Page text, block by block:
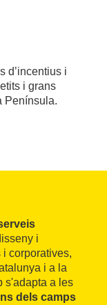
d’incentius i
i grans
Península.
i
corporatives,
i a la
s'adapta a les
dels camps